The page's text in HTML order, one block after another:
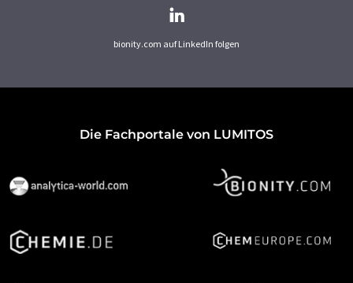
bionity.com auf LinkedIn folgen
Die Fachportale von LUMITOS